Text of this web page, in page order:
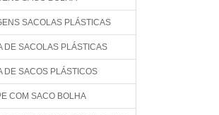
SACOLAS PLÁSTICAS
DE SACOLAS PLÁSTICAS
DE SACOS PLÁSTICOS
COM SACO BOLHA